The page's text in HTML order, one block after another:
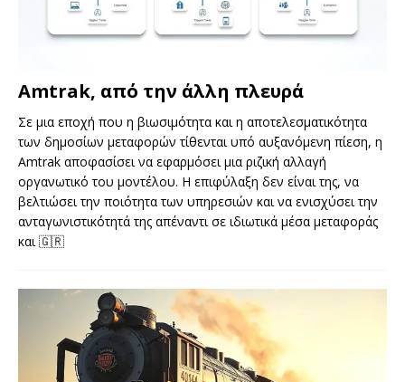
Amtrak, από την άλλη πλευρά
Σε μια εποχή που η βιωσιμότητα και η αποτελεσματικότητα
των δημοσίων μεταφορών τίθενται υπό αυξανόμενη πίεση, η
Amtrak αποφασίσει να εφαρμόσει μια ριζική αλλαγή
οργανωτικό του μοντέλου. Η επιφύλαξη δεν είναι της, να
βελτιώσει την ποιότητα των υπηρεσιών και να ενισχύσει την
ανταγωνιστικότητά της απέναντι σε ιδιωτικά μέσα μεταφοράς
και🇬🇷